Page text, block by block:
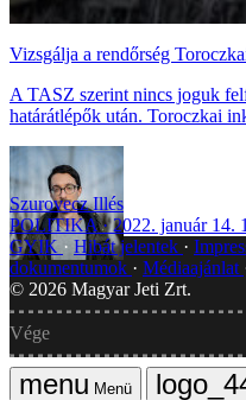
Vizsgálja a rendőrség
A TASZ szerint nincs joguk
határátlépők után. Toroczkai
Szurovecz Illés
POLITIKA
2022. január 14.
GYIK
Hibát jelentek
dokumentumok
Médiaajánlat
© 2026 Magyar Jeti Zrt.
Vége
Menü